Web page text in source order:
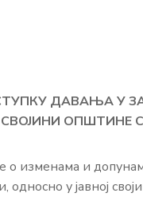
ДАВАЊА У
ОПШТИНЕ
о изменама и
у јавној